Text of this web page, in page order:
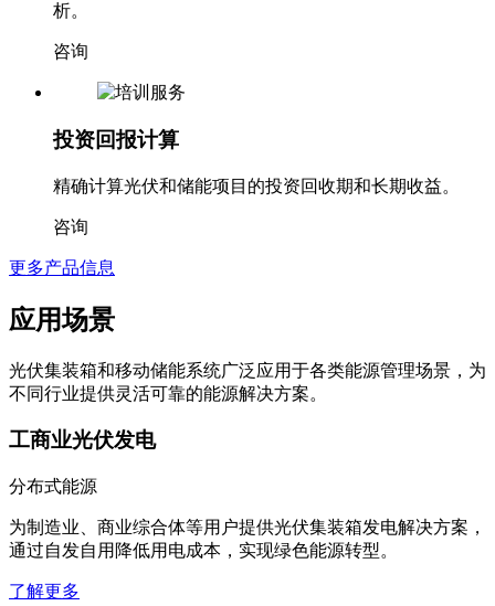
析。
咨询
投资回报计算
精确计算光伏和储能项目的投资回收期和长期收益。
咨询
更多产品信息
应用场景
光伏集装箱和移动储能系统广泛应用于各类能源管理场景，为
不同行业提供灵活可靠的能源解决方案。
工商业光伏发电
分布式能源
为制造业、商业综合体等用户提供光伏集装箱发电解决方案，
通过自发自用降低用电成本，实现绿色能源转型。
了解更多